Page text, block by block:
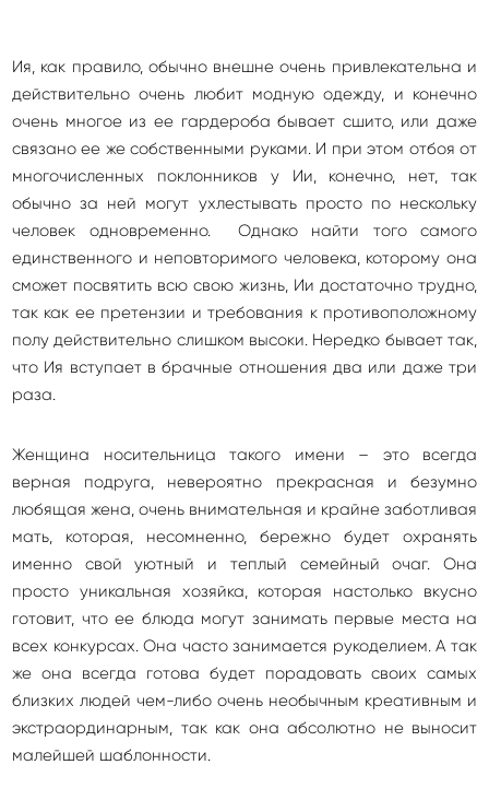
Ия, как правило, обычно внешне очень привлекательна и
действительно очень любит модную одежду, и конечно
очень многое из ее гардероба бывает сшито, или даже
связано ее же собственными руками. И при этом отбоя от
многочисленных поклонников у Ии, конечно, нет, так
обычно за ней могут ухлестывать просто по нескольку
человек одновременно. Однако найти того самого
единственного и неповторимого человека, которому она
сможет посвятить всю свою жизнь, Ии достаточно трудно,
так как ее претензии и требования к противоположному
полу действительно слишком высоки. Нередко бывает так,
что Ия вступает в брачные отношения два или даже три
раза.
Женщина носительница такого имени – это всегда
верная подруга, невероятно прекрасная и безумно
любящая жена, очень внимательная и крайне заботливая
мать, которая, несомненно, бережно будет охранять
именно свой уютный и теплый семейный очаг. Она
просто уникальная хозяйка, которая настолько вкусно
готовит, что ее блюда могут занимать первые места на
всех конкурсах. Она часто занимается рукоделием. А так
же она всегда готова будет порадовать своих самых
близких людей чем-либо очень необычным креативным и
экстраординарным, так как она абсолютно не выносит
малейшей шаблонности.